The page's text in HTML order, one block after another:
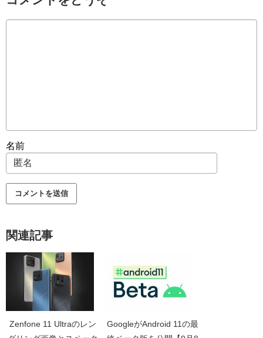
名前
関連記事
Zenfone 11 Ultraのレン
GoogleがAndroid 11の最